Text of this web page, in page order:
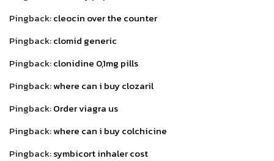
Pingback:cleocin over the counter
Pingback:clomid generic
Pingback:clonidine 0,1mg pills
Pingback:where can i buy clozaril
Pingback:Order viagra us
Pingback:where can i buy colchicine
Pingback:symbicort inhaler cost